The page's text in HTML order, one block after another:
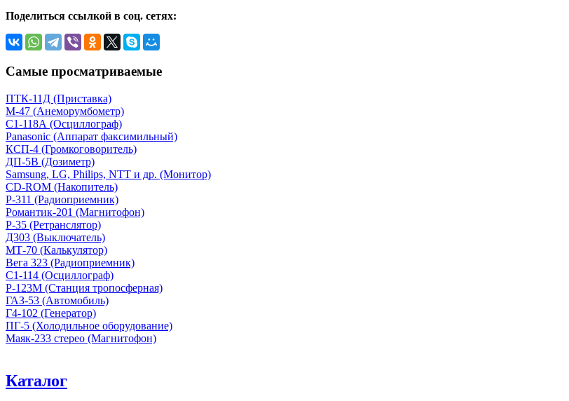
Поделиться ссылкой в соц. сетях:
Самые просматриваемые
ПТК-11Д (Приставка)
М-47 (Анеморумбометр)
С1-118А (Осциллограф)
Panasonic (Аппарат факсимильный)
КСП-4 (Громкоговоритель)
ДП-5В (Дозиметр)
Samsung, LG, Philips, NTT и др. (Монитор)
CD-ROM (Накопитель)
Р-311 (Радиоприемник)
Романтик-201 (Магнитофон)
Р-35 (Ретранслятор)
Д303 (Выключатель)
МТ-70 (Калькулятор)
Вега 323 (Радиоприемник)
С1-114 (Осциллограф)
Р-123М (Станция тропосферная)
ГАЗ-53 (Автомобиль)
Г4-102 (Генератор)
ПГ-5 (Холодильное оборудование)
Маяк-233 стерео (Магнитофон)
Каталог